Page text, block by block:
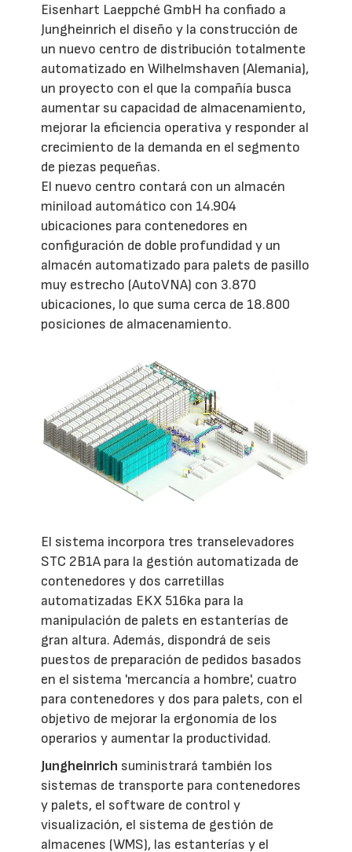
Eisenhart Laeppché GmbH ha confiado a
Jungheinrich el diseño y la construcción de
un nuevo centro de distribución totalmente
automatizado en Wilhelmshaven (Alemania),
un proyecto con el que la compañía busca
aumentar su capacidad de almacenamiento,
mejorar la eficiencia operativa y responder al
crecimiento de la demanda en el segmento
de piezas pequeñas.
El nuevo centro contará con un almacén
miniload automático con 14.904
ubicaciones para contenedores en
configuración de doble profundidad y un
almacén automatizado para palets de pasillo
muy estrecho (AutoVNA) con 3.870
ubicaciones, lo que suma cerca de 18.800
posiciones de almacenamiento.
El sistema incorpora tres transelevadores
STC 2B1A para la gestión automatizada de
contenedores y dos carretillas
automatizadas EKX 516ka para la
manipulación de palets en estanterías de
gran altura. Además, dispondrá de seis
puestos de preparación de pedidos basados
en el sistema 'mercancía a hombre', cuatro
para contenedores y dos para palets, con el
objetivo de mejorar la ergonomía de los
operarios y aumentar la productividad.
Jungheinrich suministrará también los
sistemas de transporte para contenedores
y palets, el software de control y
visualización, el sistema de gestión de
almacenes (WMS), las estanterías y el